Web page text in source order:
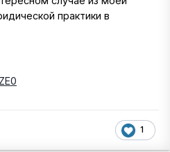
практики в
1